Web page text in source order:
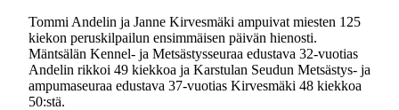
Tommi Andelin ja Janne Kirvesmäki ampuivat miesten 125
kiekon peruskilpailun ensimmäisen päivän hienosti.
Mäntsälän Kennel- ja Metsästysseuraa edustava 32-vuotias
Andelin rikkoi 49 kiekkoa ja Karstulan Seudun Metsästys- ja
ampumaseuraa edustava 37-vuotias Kirvesmäki 48 kiekkoa
50:stä.